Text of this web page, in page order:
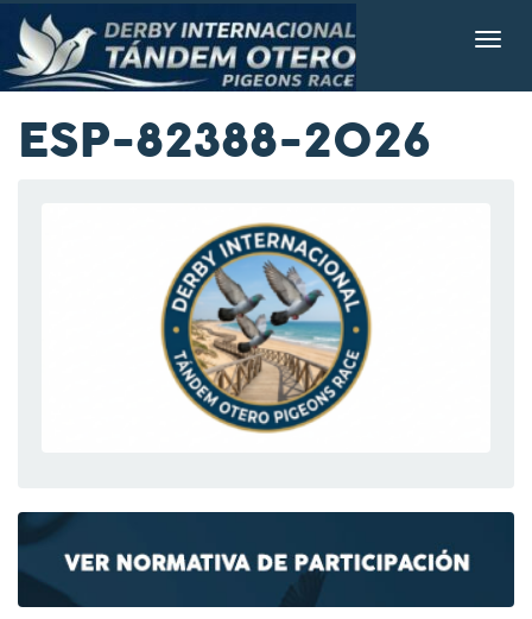
ESP-82388-2026